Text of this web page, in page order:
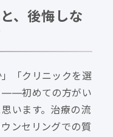
、後悔しな
「クリニックを選
——初めての方がい
います。治療の流
ンセリングでの質